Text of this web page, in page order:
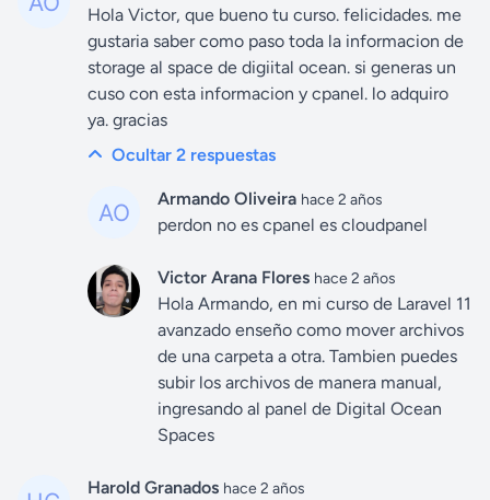
Hola Victor, que bueno tu curso. felicidades. me
gustaria saber como paso toda la informacion de
storage al space de digiital ocean. si generas un
cuso con esta informacion y cpanel. lo adquiro
ya. gracias
Ocultar 2 respuestas
Armando Oliveira hace 2 años
perdon no es cpanel es cloudpanel
Victor Arana Flores hace 2 años
Hola Armando, en mi curso de Laravel 11
avanzado enseño como mover archivos
de una carpeta a otra. Tambien puedes
subir los archivos de manera manual,
ingresando al panel de Digital Ocean
Spaces
Harold Granados hace 2 años